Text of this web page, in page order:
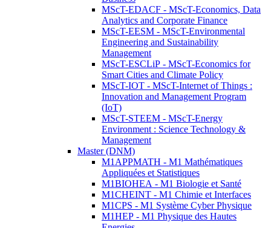
MScT-EDACF - MScT-Economics, Data
Analytics and Corporate Finance
MScT-EESM - MScT-Environmental
Engineering and Sustainability
Management
MScT-ESCLiP - MScT-Economics for
Smart Cities and Climate Policy
MScT-IOT - MScT-Internet of Things :
Innovation and Management Program
(IoT)
MScT-STEEM - MScT-Energy
Environment : Science Technology &
Management
Master (DNM)
M1APPMATH - M1 Mathématiques
Appliquées et Statistiques
M1BIOHEA - M1 Biologie et Santé
M1CHEINT - M1 Chimie et Interfaces
M1CPS - M1 Système Cyber Physique
M1HEP - M1 Physique des Hautes